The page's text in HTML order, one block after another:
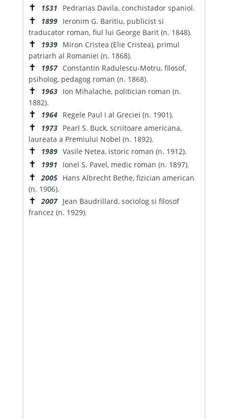
✝ 1531 Pedrarias Davila, conchistador spaniol.
✝ 1899 Ieronim G. Baritiu, publicist si
traducator roman, fiul lui George Barit (n. 1848).
✝ 1939 Miron Cristea (Elie Cristea), primul
patriarh al Romaniei (n. 1868).
✝ 1957 Constantin Radulescu-Motru, filosof,
psiholog, pedagog roman (n. 1868).
✝ 1963 Ion Mihalache, politician roman (n.
1882).
✝ 1964 Regele Paul I al Greciei (n. 1901).
✝ 1973 Pearl S. Buck, scriitoare americana,
laureata a Premiului Nobel (n. 1892).
✝ 1989 Vasile Netea, istoric roman (n. 1912).
✝ 1991 Ionel S. Pavel, medic roman (n. 1897).
✝ 2005 Hans Albrecht Bethe, fizician american
(n. 1906).
✝ 2007 Jean Baudrillard, sociolog si filosof
francez (n. 1929).